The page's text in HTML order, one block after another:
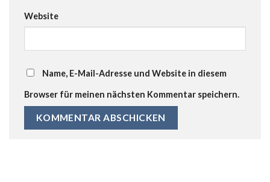
Website
Name, E-Mail-Adresse und Website in diesem
Browser für meinen nächsten Kommentar speichern.